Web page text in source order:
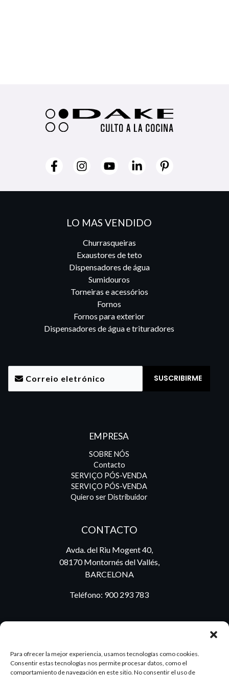
Para ofrecer la mejor experiencia, usamos tecnologías como cookies.
Consentir estas tecnologías nos permite procesar datos, como el
comportamiento de navegación en este sitio. No consentir el uso de
LO MAS VENDIDO
Churrasqueiras
Exaustores de teto
Dispensadores de água
Sumidouros
Torneiras e acessórios
Fornos
Fornos para exterior
Dispensadores de água e trituradores
EMPRESA
SOBRE NÓS
Contacto
SERVIÇO PÓS-VENDA
SERVIÇO PÓS-VENDA
Quiero ser Distribuidor
CONTACTO
Avda. del Riu Mogent 40,
08170 Montornés del Vallés,
BARCELONA
Teléfono: 900 293 783